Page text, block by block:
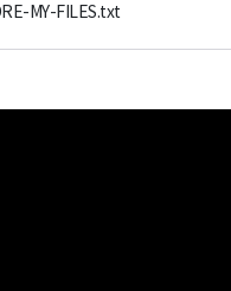
MY-FILES.txt